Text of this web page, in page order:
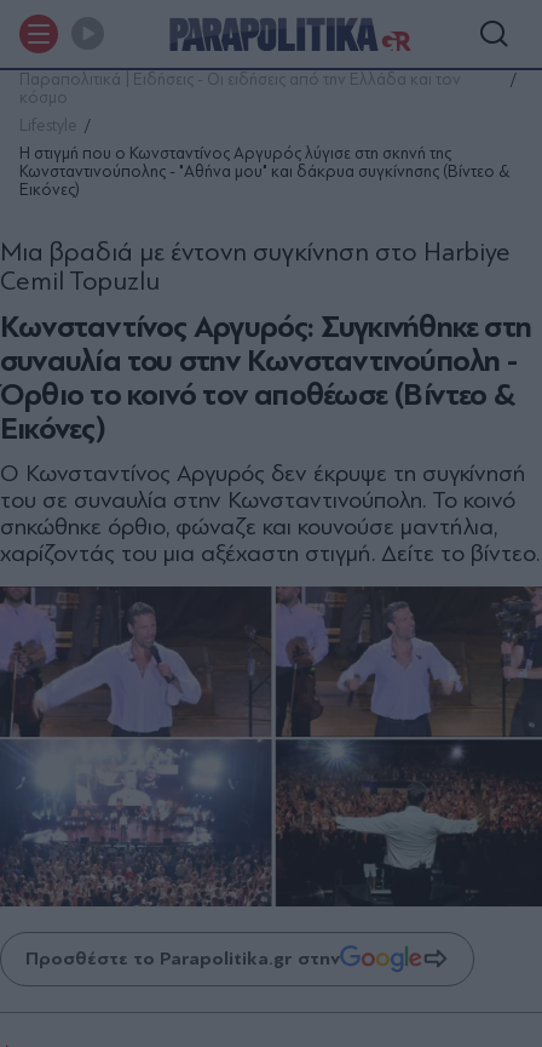
Παραπολιτικά | Ειδήσεις - Οι ειδήσεις από την Ελλάδα και τον
κόσμο
Lifestyle
Η στιγμή που ο Κωνσταντίνος Αργυρός λύγισε στη σκηνή της
Κωνσταντινούπολης - "Αθήνα μου" και δάκρυα συγκίνησης (Βίντεο &
Εικόνες)
Κωνσταντίνος Αργυρός: Συγκινήθηκε στη
συναυλία του στην Κωνσταντινούπολη -
Όρθιο το κοινό τον αποθέωσε (Βίντεο &
Εικόνες)
Μια βραδιά με έντονη συγκίνηση στο Harbiye
Cemil Topuzlu
Ο Κωνσταντίνος Αργυρός δεν έκρυψε τη συγκίνησή
του σε συναυλία στην Κωνσταντινούπολη. Το κοινό
σηκώθηκε όρθιο, φώναζε και κουνούσε μαντήλια,
χαρίζοντάς του μια αξέχαστη στιγμή. Δείτε το βίντεο.
Προσθέστε το Parapolitika.gr στην